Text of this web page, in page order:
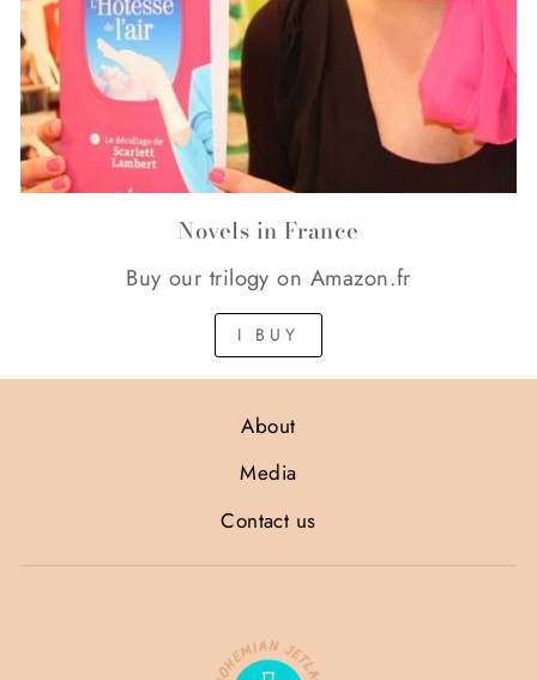
Novels in France
Buy our trilogy on Amazon.fr
I BUY
About
Media
Contact us